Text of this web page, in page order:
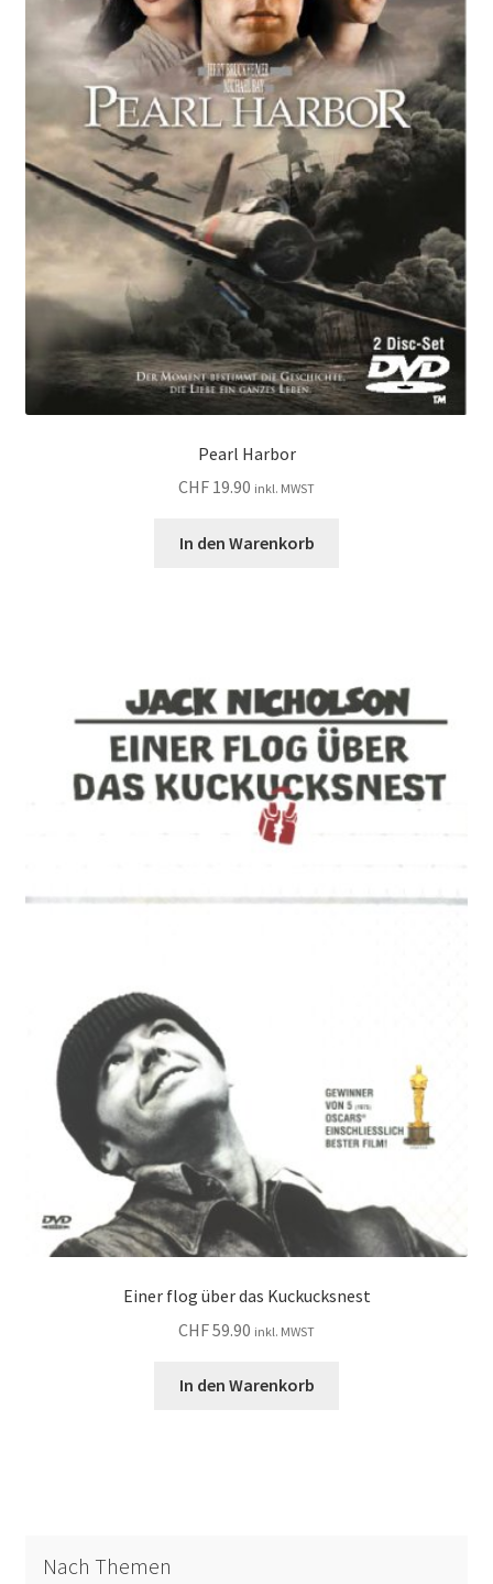
Pearl Harbor
CHF 19.90 inkl. MWST
In den Warenkorb
Einer flog über das Kuckucksnest
CHF59.90 inkl. MWST
In den Warenkorb
Nach Themen